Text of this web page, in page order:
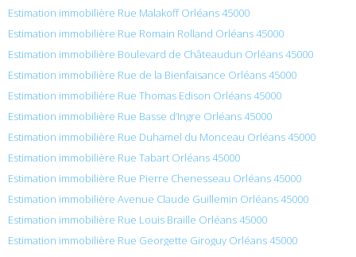
Estimation immobilière Rue Malakoff Orléans 45000
Estimation immobilière Rue Romain Rolland Orléans 45000
Estimation immobilière Boulevard de Châteaudun Orléans 45000
Estimation immobilière Rue de la Bienfaisance Orléans 45000
Estimation immobilière Rue Thomas Edison Orléans 45000
Estimation immobilière Rue Basse d’Ingre Orléans 45000
Estimation immobilière Rue Duhamel du Monceau Orléans 45000
Estimation immobilière Rue Tabart Orléans 45000
Estimation immobilière Rue Pierre Chenesseau Orléans 45000
Estimation immobilière Avenue Claude Guillemin Orléans 45000
Estimation immobilière Rue Louis Braille Orléans 45000
Estimation immobilière Rue Georgette Giroguy Orléans 45000